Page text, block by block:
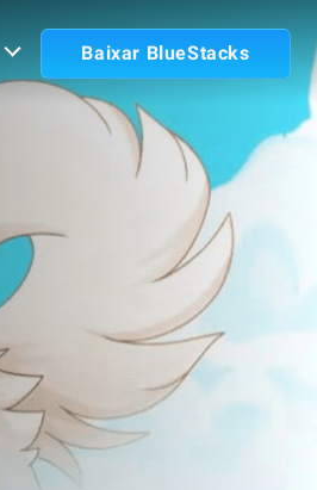
Baixar BlueStacks